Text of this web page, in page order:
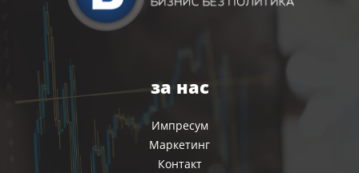
за нас
Импресум
Маркетинг
Контакт